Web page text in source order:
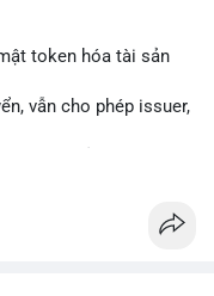
token hóa tài sản
vẫn cho phép issuer,